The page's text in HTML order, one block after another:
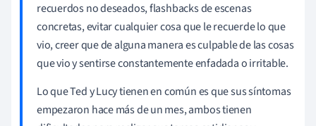
recuerdos no deseados, flashbacks de escenas
concretas, evitar cualquier cosa que le recuerde lo que
vio, creer que de alguna manera es culpable de las cosas
que vio y sentirse constantemente enfadada o irritable.
Lo que Ted y Lucy tienen en común es que sus síntomas
empezaron hace más de un mes, ambos tienen